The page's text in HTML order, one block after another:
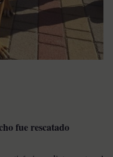
fue rescatado